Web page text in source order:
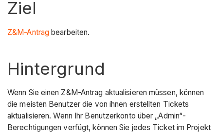
Ziel
Z&M-Antrag bearbeiten.
Hintergrund
Wenn Sie einen Z&M-Antrag aktualisieren müssen, können
die meisten Benutzer die von ihnen erstellten Tickets
aktualisieren. Wenn Ihr Benutzerkonto über „Admin“-
Berechtigungen verfügt, können Sie jedes Ticket im Projekt